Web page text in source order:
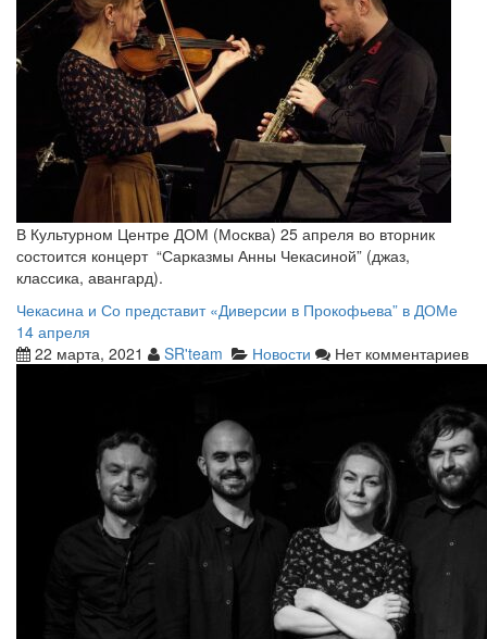
В Культурном Центре ДОМ (Москва) 25 апреля во вторник
состоится концерт “Сарказмы Анны Чекасиной” (джаз,
классика, авангард).
Чекасина и Со представит «Диверсии в Прокофьева” в ДОМе
14 апреля
22 марта, 2021
SR'team Новости Нет комментариев